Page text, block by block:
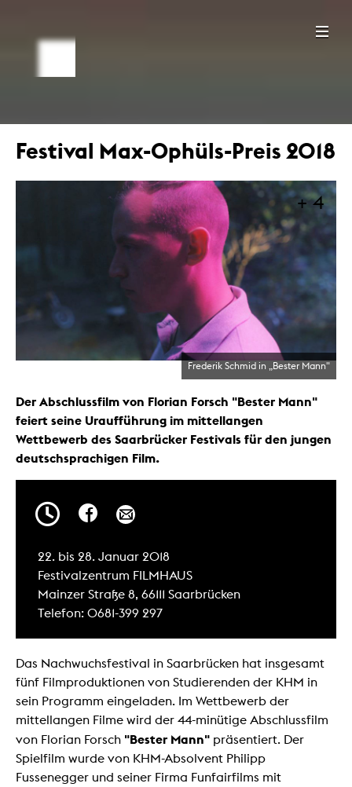
Festival Max-Ophüls-Preis 2018
+ 4
Frederik Schmid in „Bester Mann"
Der Abschlussfilm von Florian Forsch "Bester Mann"
feiert seine Uraufführung im mittellangen
Wettbewerb des Saarbrücker Festivals für den jungen
deutschsprachigen Film.
22. bis 28. Januar 2018
Festivalzentrum FILMHAUS
Mainzer Straße 8, 66111 Saarbrücken
Telefon: 0681-399 297
Das Nachwuchsfestival in Saarbrücken hat insgesamt
fünf Filmproduktionen von Studierenden der KHM in
sein Programm eingeladen. Im Wettbewerb der
mittellangen Filme wird der 44-minütige Abschlussfilm
von Florian Forsch "Bester Mann" präsentiert. Der
Spielfilm wurde von KHM-Absolvent Philipp
Fussenegger und seiner Firma Funfairfilms mit